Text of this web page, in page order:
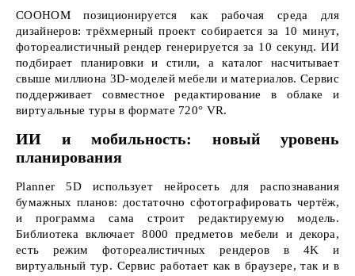
СOОНОМ позиционируется как рабочая среда для
дизайнеров: трёхмерный проект собирается за 10 минут,
фотореалистичный рендер генерируется за 10 секунд. ИИ
подбирает планировки и стили, а каталог насчитывает
свыше миллиона 3D-моделей мебели и материалов. Сервис
поддерживает совместное редактирование в облаке и
виртуальные туры в формате 720° VR.
ИИ и мобильность: новый уровень
планирования
Planner 5D использует нейросеть для распознавания
бумажных планов: достаточно сфотографировать чертёж,
и программа сама строит редактируемую модель.
Библиотека включает 8000 предметов мебели и декора,
есть режим фотореалистичных рендеров в 4K и
виртуальный тур. Сервис работает как в браузере, так и в